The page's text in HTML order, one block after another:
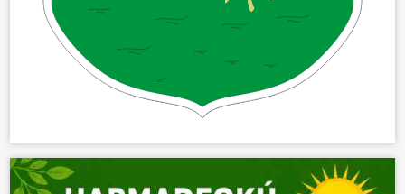
ÖNKORMÁNYZAT
ÜGYINTÉZÉS
KÖZÖSSÉG
HÍREK